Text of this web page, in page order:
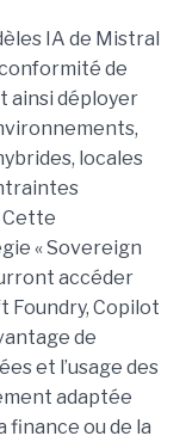
IA de Mistral
de
ainsi déployer
locales
« Sovereign
accéder
Foundry, Copilot
de
et l’usage des
adaptée
finance ou de la